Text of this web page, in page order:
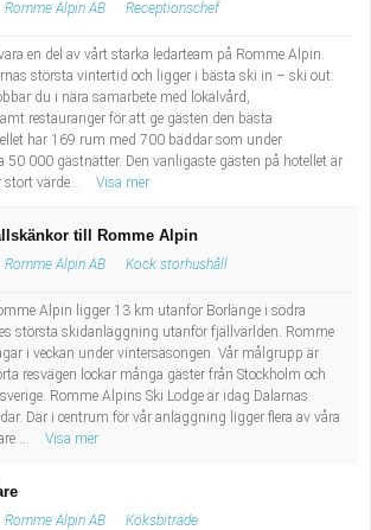
Romme Alpin AB Receptionschef
en del av vårt starka ledarteam på Romme Alpin.
största vintertid och ligger i bästa ski in – ski out.
du i nära samarbete med lokalvård,
restauranger för att ge gästen den bästa
har 169 rum med 700 bäddar som under
50 000 gästnätter. Den vanligaste gästen på hotellet är
stort värde...
Visa mer
till Romme Alpin
Romme Alpin AB Kock storhushåll
Alpin ligger 13 km utanför Borlänge i södra
största skidanläggning utanför fjällvärlden. Romme
i veckan under vintersäsongen. Vår målgrupp är
resvägen lockar många gäster från Stockholm och
Romme Alpins Ski Lodge är idag Dalarnas
Där i centrum för vår anläggning ligger flera av våra
...
Visa mer
Romme Alpin AB Köksbiträde